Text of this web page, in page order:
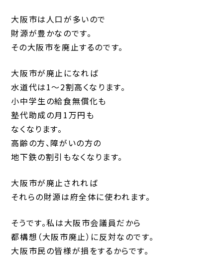
大阪市は人口が多いので
財源が豊かなのです。
その大阪市を廃止するのです。
大阪市が廃止になれば
水道代は1〜2割高くなります。
小中学生の給食無償化も
塾代助成の月1万円も
なくなります。
高齢の方、障がいの方の
地下鉄の割引もなくなります。
大阪市が廃止されれば
それらの財源は府全体に使われます。
そうです。私は大阪市会議員だから
都構想（大阪市廃止）に反対なのです。
大阪市民の皆様が損をするからです。